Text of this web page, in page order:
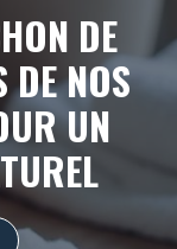
DE
DE NOS
UN